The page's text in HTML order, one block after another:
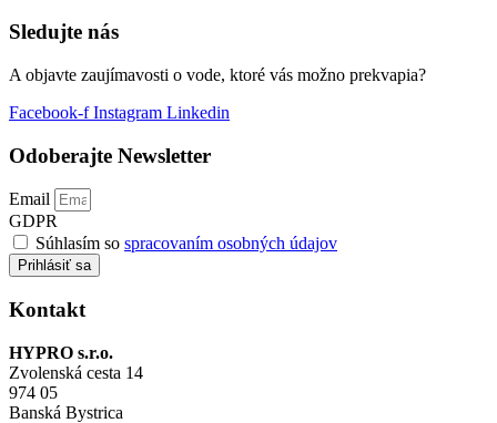
Sledujte nás
A objavte zaujímavosti o vode, ktoré vás možno prekvapia?
Facebook-f Instagram Linkedin
Odoberajte Newsletter
Email
GDPR
Súhlasím so spracovaním osobných údajov
Prihlásiť sa
Kontakt
HYPRO s.r.o.
Zvolenská cesta 14
974 05
Banská Bystrica